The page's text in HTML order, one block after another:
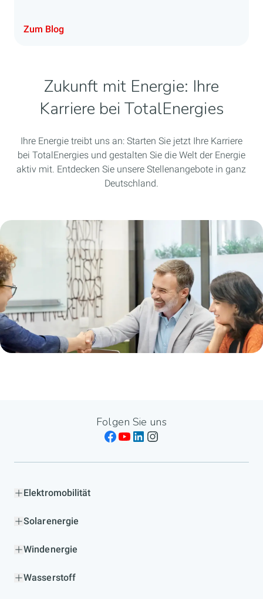
Zum Blog
Zukunft mit Energie: Ihre
Karriere bei TotalEnergies
Ihre Energie treibt uns an: Starten Sie jetzt Ihre Karriere
bei TotalEnergies und gestalten Sie die Welt der Energie
aktiv mit. Entdecken Sie unsere Stellenangebote in ganz
Deutschland.
Folgen Sie uns
Elektromobilität
Solarenergie
Windenergie
Wasserstoff